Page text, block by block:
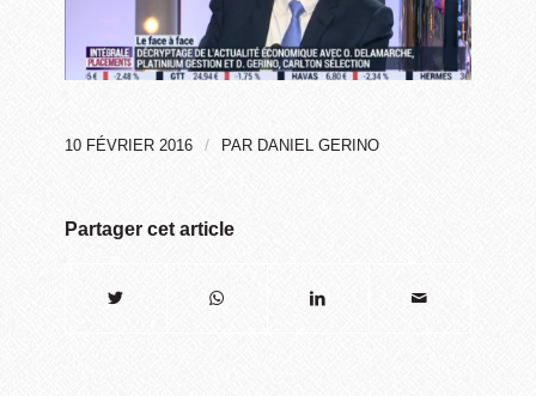
10 FÉVRIER 2016 / PAR DANIEL GERINO
Partager cet article